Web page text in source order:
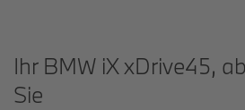
Ihr BMW iX xDrive45,
Sie